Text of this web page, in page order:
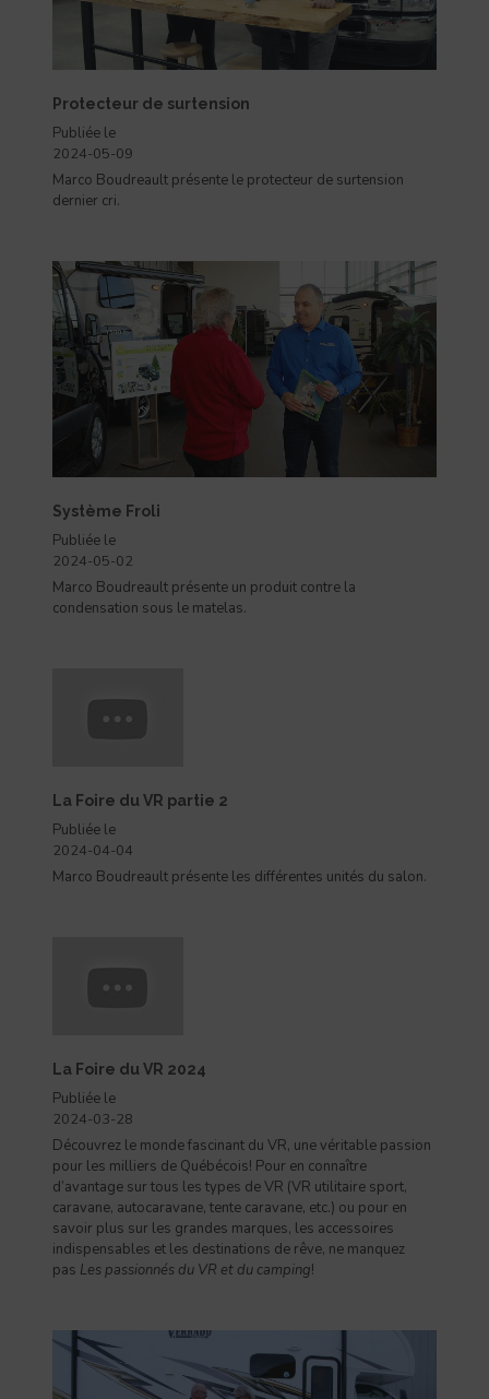
Protecteur de surtension
Publiée le
2024-05-09
Marco Boudreault présente le protecteur de surtension
dernier cri.
Système Froli
Publiée le
2024-05-02
Marco Boudreault présente un produit contre la
condensation sous le matelas.
La Foire du VR partie 2
Publiée le
2024-04-04
Marco Boudreault présente les différentes unités du salon.
La Foire du VR 2024
Publiée le
2024-03-28
Découvrez le monde fascinant du VR, une véritable passion
pour les milliers de Québécois! Pour en connaître
d’avantage sur tous les types de VR (VR utilitaire sport,
caravane, autocaravane, tente caravane, etc.) ou pour en
savoir plus sur les grandes marques, les accessoires
indispensables et les destinations de rêve, ne manquez
pas Les passionnés du VR et du camping!